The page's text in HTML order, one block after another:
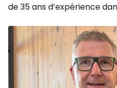
de 35 ans d’expérience